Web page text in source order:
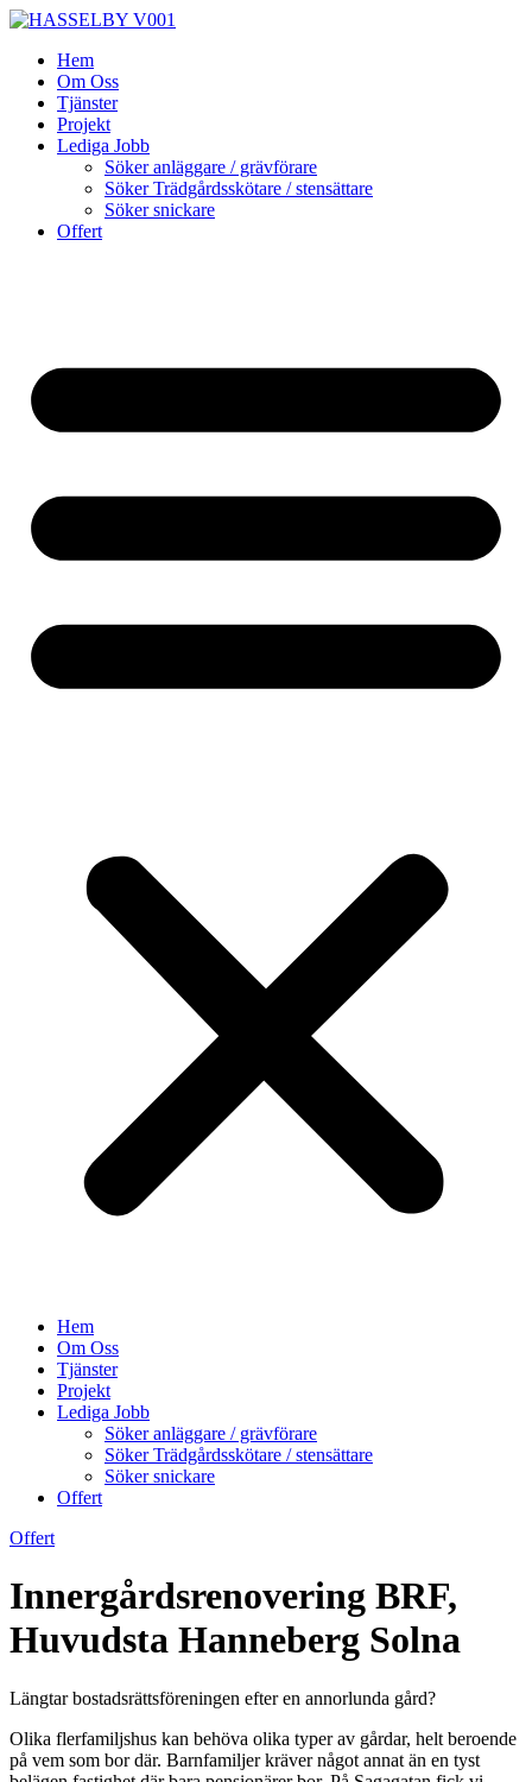
Skip
contentHem
Om Oss
Tjänster
Projekt
Lediga Jobb
Söker anläggare / grävförare
Söker Trädgårdsskötare / stensättare
Söker snickare
Offert
Hem
Om Oss
Tjänster
Projekt
Lediga Jobb
Söker anläggare / grävförare
Söker Trädgårdsskötare / stensättare
Söker snickare
Offert
Offert
Innergårdsrenovering BRF,
Huvudsta Hanneberg Solna
Längtar bostadsrättsföreningen efter en annorlunda gård?
Olika flerfamiljshus kan behöva olika typer av gårdar, helt beroende
på vem som bor där. Barnfamiljer kräver något annat än en tyst